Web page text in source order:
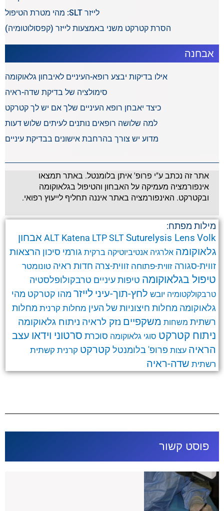
לייזר SLT: מהי מטרת הטיפול
הסרת קטרקט משני באמצעות לייזר (קפסולוטומיה)
אבחנה
אילו בדיקות יבצע רופא-העיניים לאיבחון גלאוקומה
סימולציה של בדיקת שדה-ראיה
כיצד יאבחן רופא העיניים שלך אם יש לך קטרקט
למה שלושה רופאים נותנים לעיתים שלוש דעות
מדוע יש צורך בהרחבת אישונים בבדיקת עיניים
אתר זה נכתב ע"י פרופ' איתן בלומנטל. באתר תמצאו
אינפורמציה מעמיקה על האבחון והטיפול בגלאוקומה
ובקטרקט. האינפורמציה באתר איננה תחליף לייעוץ רפואי.
מילות מפתח:
ALT Katena LTPSLTSuturelysis Lens Volk
אבחון
גלאוקומה אלרגיה אנטיביוטיקה ברקית גורמי סיכון הרצאות
זווית-סגורה זווית-פתוחה זווית-צרה חדות ראיה טונומטר
טיפול בגלאוקומה טיפות עיניים טרבקולופלסטיה
טרבקולקטומיה יובש לחץ-תוך-עיני לייזר מהו קטרקט מהי
גלאוקומה מחלות חיצוניות של העין מחלות קרנית מחלות
רשתית משחות משקפיים נזק לראיה ניתוח גלאוקומה
ניתוח קטרקט סוגי גלאוקומה סוכרת סרטוני וידאו עצב
הראיה עצות פרופ' בלומנטל קטרקט קרנית קשתית
רשתית שדה-ראיה
פוסט קשור